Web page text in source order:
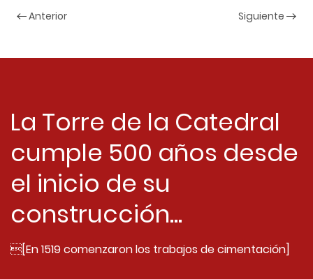
Anterior Siguiente
La Torre de la Catedral
cumple 500 años desde
el inicio de su
construcción...
[En 1519 comenzaron los trabajos de cimentación]